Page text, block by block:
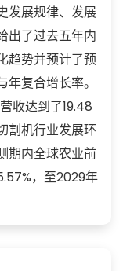
发展规律、发展
出了过去五年内
趋势并预计了预
复合增长率。
收达到了19.48
割机行业发展环
期内全球农业前
，至2029年